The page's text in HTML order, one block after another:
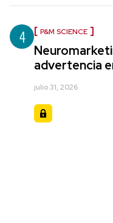
4 P&M SCIENCE
advertencia
julio 31, 2026